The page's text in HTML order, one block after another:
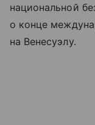
национальной
о конце
на Венесуэлу.